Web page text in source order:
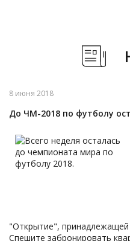
8 июня 2018
До ЧМ-2018 по футболу
"Открытие", принадлежащей
Спешите забронировать